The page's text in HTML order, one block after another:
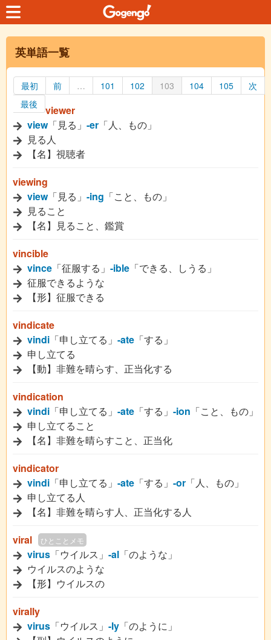
英単語一覧
最初 前 … 101 102 103 104 105
次
最後
viewer
view「見る」 -er 「人、もの」
見る人
【名】視聴者
viewing
view「見る」 -ing 「こと、もの」
見ること
【名】見ること、鑑賞
vincible
vince 「征服する」 -ible 「できる、しうる」
征服できるような
【形】征服できる
vindicate
vindi 「申し立てる」 -ate 「する」
申し立てる
【動】非難を晴らす、正当化する
vindication
vindi 「申し立てる」 -ate 「する」 -ion 「こと、もの」
申し立てること
【名】非難を晴らすこと、正当化
vindicator
vindi 「申し立てる」 -ate 「する」 -or 「人、もの」
申し立てる人
【名】非難を晴らす人、正当化する人
viral
ひとことメモ
virus 「ウイルス」 -al 「のような」
ウイルスのような
【形】ウイルスの
virally
virus 「ウイルス」 -ly 「のように」